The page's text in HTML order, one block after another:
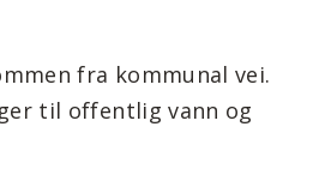
fra kommunal vei.
til offentlig vann og